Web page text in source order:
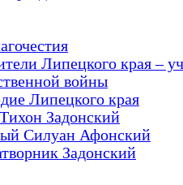
Липецкого края –
войны
Липецкого края
Задонский
Силуан Афонский
Задонский